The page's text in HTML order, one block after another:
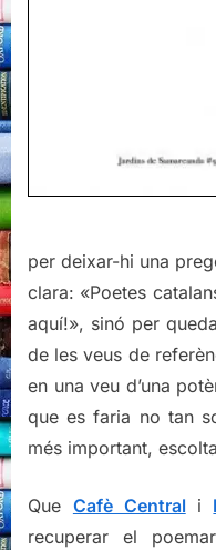
per deixar-hi una
clara: «Poetes
aquí!», sinó per
de les veus de
en una veu d’una
que es faria no tan
més important,
Que Cafè Central i
recuperar el